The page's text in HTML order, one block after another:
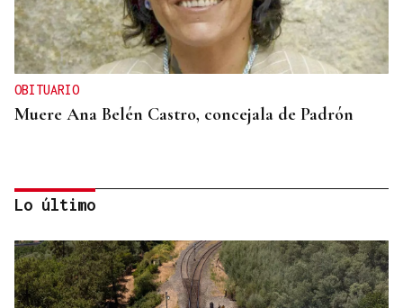
OBITUARIO
Muere Ana Belén Castro, concejala de Padrón
Lo último